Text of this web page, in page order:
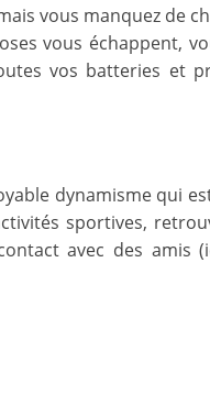
vous manquez de
vous échappent,
vos batteries et
dynamisme qui
sportives,
avec des amis